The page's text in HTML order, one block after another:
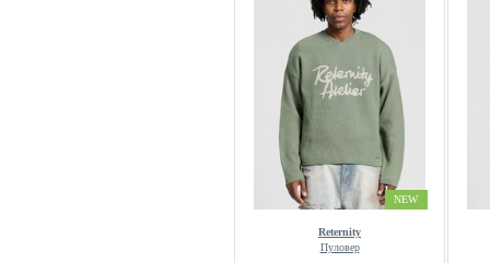
NEW
Reternity
Пуловер